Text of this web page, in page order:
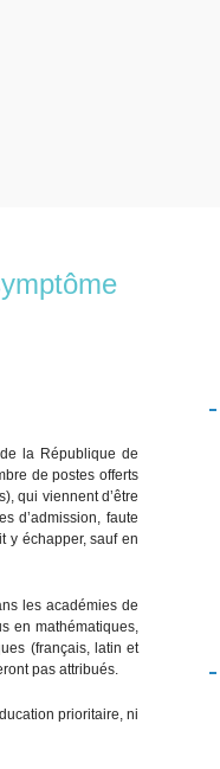
la République de
de postes offerts
qui viennent d’être
d’admission, faute
y échapper, sauf en
les académies de
en mathématiques,
(français, latin et
pas attribués.
prioritaire, ni